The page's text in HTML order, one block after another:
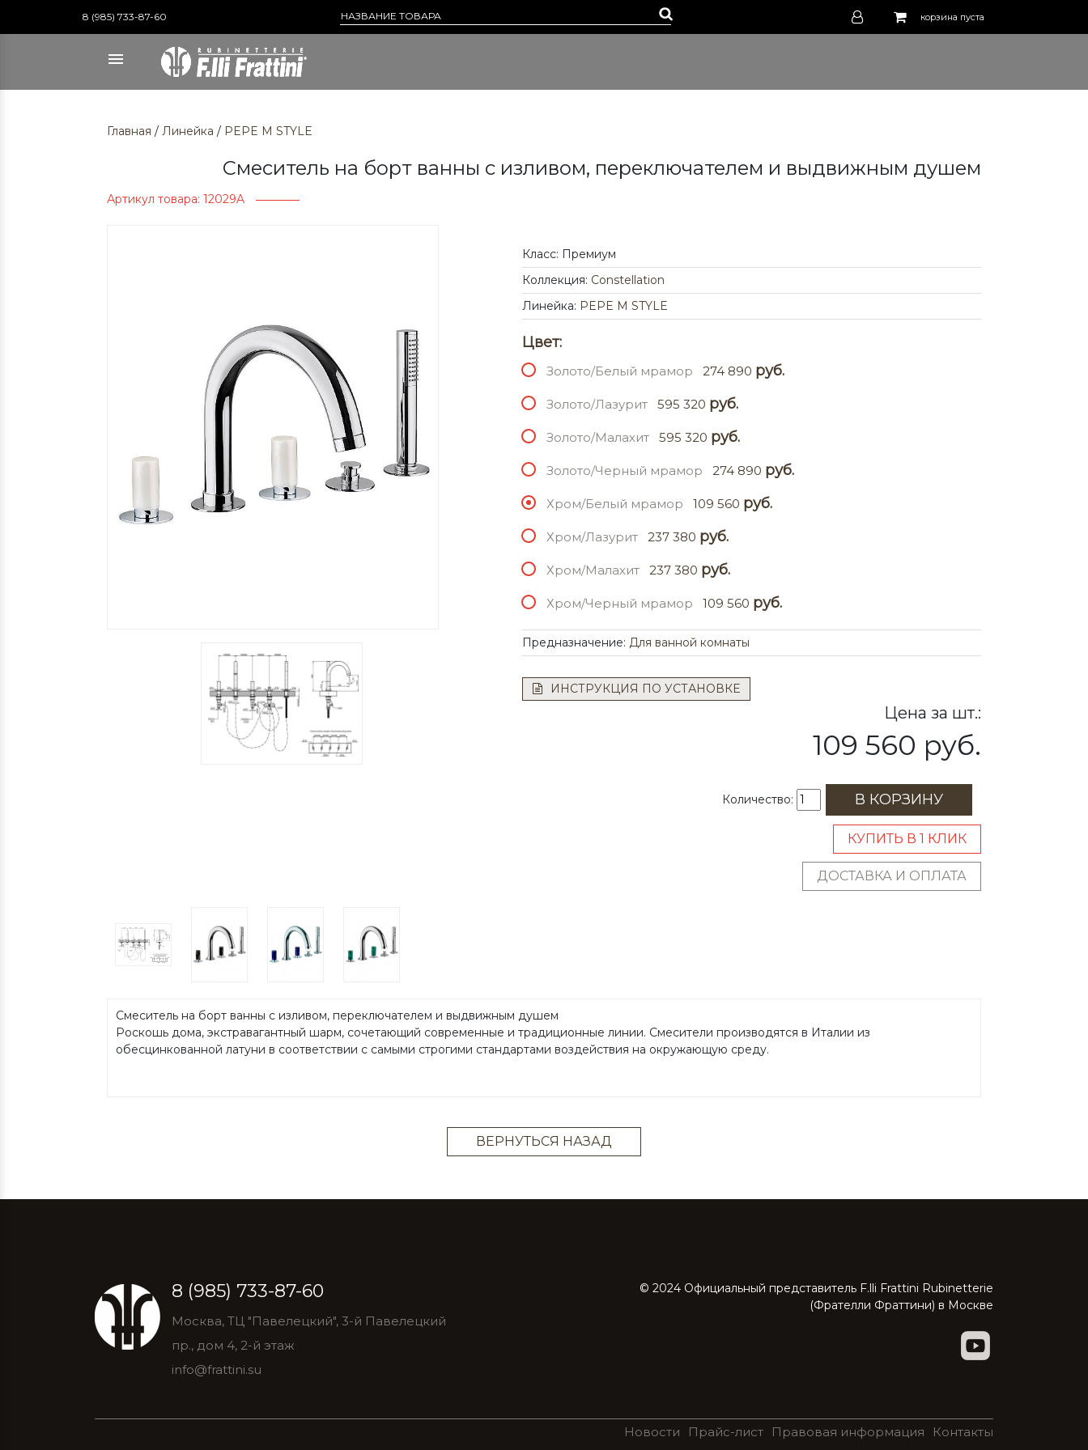
8 (985) 733-87-60 корзина пуста
Главная / Линейка / PEPE M STYLE
Смеситель на борт ванны с изливом, переключателем и выдвижным душем
Артикул товара: 12029A
Класс: Премиум
Коллекция: Constellation
Линейка: PEPE M STYLE
Цвет:
Золото/Белый мрамор 274 890 руб.
Золото/Лазурит 595 320 руб.
Золото/Малахит 595 320 руб.
Золото/Черный мрамор 274 890 руб.
Хром/Белый мрамор 109 560 руб.
Хром/Лазурит 237 380 руб.
Хром/Малахит 237 380 руб.
Хром/Черный мрамор 109 560 руб.
Предназначение: Для ванной комнаты
ИНСТРУКЦИЯ ПО УСТАНОВКЕ
Цена за шт.:
109 560 руб.
Количество: В КОРЗИНУ
КУПИТЬ В 1 КЛИК
ДОСТАВКА И ОПЛАТА
Смеситель на борт ванны с изливом, переключателем и выдвижным душем
Роскошь дома, экстравагантный шарм, сочетающий современные и традиционные линии. Смесители производятся в Италии из
обесцинкованной латуни в соответствии с самыми строгими стандартами воздействия на окружающую среду.
ВЕРНУТЬСЯ НАЗАД
8 (985) 733-87-60
Москва, ТЦ "Павелецкий", 3-й Павелецкий
пр., дом 4, 2-й этаж
info@frattini.su
© 2024 Официальный представитель F.lli Frattini Rubinetterie
(Фрателли Фраттини) в Москве
Новости Прайс-лист Правовая информация Контакты